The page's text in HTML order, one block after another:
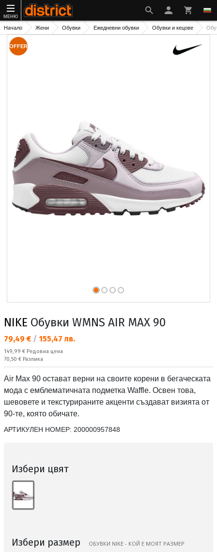
МЕНЮ
Начало Жени Обувки Ежедневни обувки Обувки и кецове
OFFER
NIKE Обувки WMNS AIR MAX 90
Текуща цена:
79,49 € / 155,47 лв.
Редовна цена:
149,99 € Редовна цена
Спестявате:
70,50 € Разлика
Air Max 90 остават верни на своите корени в бегаческата
мода с емблематичната подметка Waffle. Освен това,
шевовете и текстурираните акценти създават визията от
90-те, която обичате.
АРТИКУЛЕН НОМЕР: 200000957848
Избери цвят
Избери размер ОБУВКИ NIKE - КОЙ Е МОЯТ РАЗМЕР